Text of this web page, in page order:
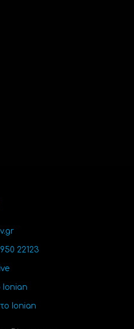
22123
Ionian
Ionian